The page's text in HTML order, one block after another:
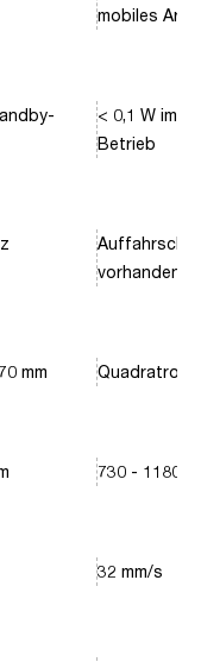
mm
mobiles
< 0,1 W im
Betrieb
vorhanden
Quadratrohr
730 - 1180
32 mm/s